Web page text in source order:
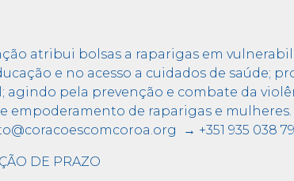
atribui bolsas a raparigas em
e no acesso a cuidados de saúde;
agindo pela prevenção e combate da
empoderamento de raparigas e
→ +351 935 038
DE PRAZO